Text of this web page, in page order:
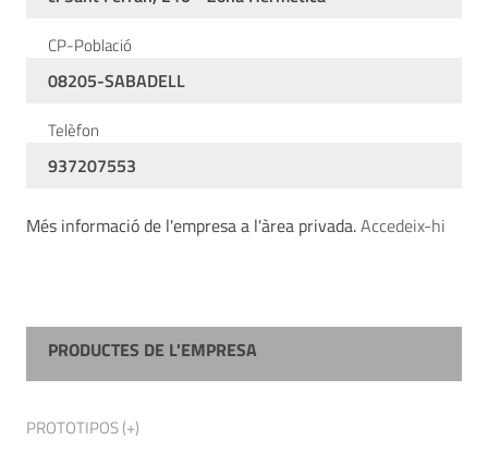
CP-Població
08205-SABADELL
Telèfon
937207553
Més informació de l'empresa a l'àrea privada.Accedeix-hi
PRODUCTES DE L'EMPRESA
PROTOTIPOS (+)